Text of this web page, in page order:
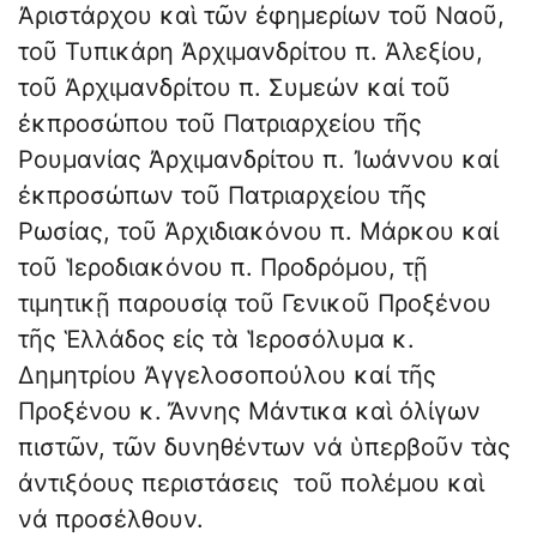
Ἀριστάρχου καὶ τῶν ἐφημερίων τοῦ Ναοῦ,
τοῦ Τυπικάρη Ἀρχιμανδρίτου π. Ἀλεξίου,
τοῦ Ἀρχιμανδρίτου π. Συμεών καί τοῦ
ἐκπροσώπου τοῦ Πατριαρχείου τῆς
Ρουμανίας Ἀρχιμανδρίτου π. Ἰωάννου καί
ἐκπροσώπων τοῦ Πατριαρχείου τῆς
Ρωσίας, τοῦ Ἀρχιδιακόνου π. Μάρκου καί
τοῦ Ἱεροδιακόνου π. Προδρόμου, τῇ
τιμητικῇ παρουσίᾳ τοῦ Γενικοῦ Προξένου
τῆς Ἑλλάδος εἰς τὰ Ἱεροσόλυμα κ.
Δημητρίου Ἀγγελοσοπούλου καί τῆς
Προξένου κ. Ἄννης Μάντικα καὶ ὀλίγων
πιστῶν, τῶν δυνηθέντων νά ὑπερβοῦν τὰς
ἀντιξόους περιστάσεις τοῦ πολέμου καὶ
νά προσέλθουν.